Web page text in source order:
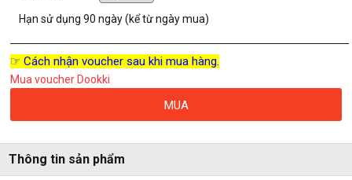
Hạn sử dụng90 ngày (kể từ ngày mua)
☞ Cách nhận voucher sau khi mua hàng.
Mua voucher Dookki
MUA
Thông tin sản phẩm